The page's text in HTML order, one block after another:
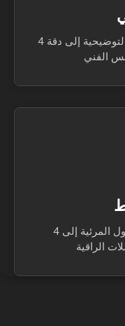
حوّل الرسوم التوضيحية إلى دقة 4K دون فقدان ضربات
الفني
تحويل الأصول المرئية إلى 4K للعروض التقديمية
الراقية